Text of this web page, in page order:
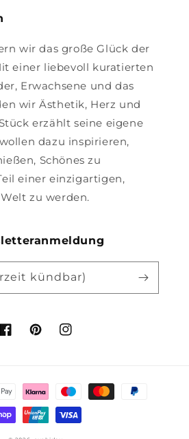
wir das große Glück der
einer liebevoll kuratierten
Erwachsene und das
wir Ästhetik, Herz und
erzählt seine eigene
dazu inspirieren,
Schönes zu
einer einzigartigen,
zu werden.
kündbar)
FacebookPinterestInstagram